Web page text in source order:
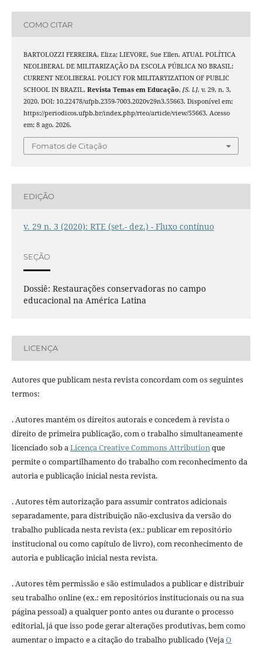
COMO CITAR
BARTOLOZZI FERREIRA, Eliza; LIEVORE, Sue Ellen. ATUAL POLÍTICA
NEOLIBERAL DE MILITARIZAÇÃO DA ESCOLA PÚBLICA NO BRASIL:
CURRENT NEOLIBERAL POLICY FOR MILITARYIZATION OF PUBLIC
SCHOOL IN BRAZIL. Revista Temas em Educação, [S. l.], v. 29, n. 3,
2020. DOI: 10.22478/ufpb.2359-7003.2020v29n3.55663. Disponível em:
https://periodicos.ufpb.br/index.php/rteo/article/view/55663. Acesso
em: 8 ago. 2026.
Fomatos de Citação
EDIÇÃO
v. 29 n. 3 (2020): RTE (set.- dez.) - Fluxo contínuo
SEÇÃO
Dossiê: Restaurações conservadoras no campo
educacional na América Latina
LICENÇA
Autores que publicam nesta revista concordam com os seguintes
termos:
. Autores mantém os direitos autorais e concedem à revista o
direito de primeira publicação, com o trabalho simultaneamente
licenciado sob aLicença Creative Commons Attributionque
permite o compartilhamento do trabalho com reconhecimento da
autoria e publicação inicial nesta revista.
. Autores têm autorização para assumir contratos adicionais
separadamente, para distribuição não-exclusiva da versão do
trabalho publicada nesta revista (ex.: publicar em repositório
institucional ou como capítulo de livro), com reconhecimento de
autoria e publicação inicial nesta revista.
. Autores têm permissão e são estimulados a publicar e distribuir
seu trabalho online (ex.: em repositórios institucionais ou na sua
página pessoal) a qualquer ponto antes ou durante o processo
editorial, já que isso pode gerar alterações produtivas, bem como
aumentar o impacto e a citação do trabalho publicado (VejaO